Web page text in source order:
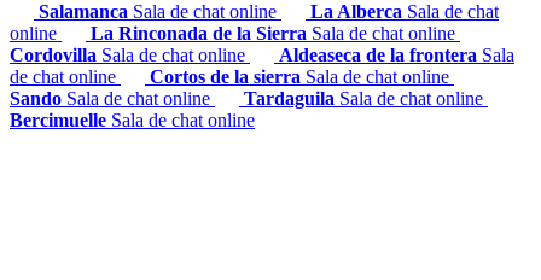
Salamanca Sala de chat online La Alberca Sala de chat
online
La Rinconada de la Sierra Sala de chat online
Cordovilla Sala de chat online Aldeaseca de la frontera Sala
de chat online
Cortos de la sierra Sala de chat online
Sando Sala de chat online Tardaguila Sala de chat online
Bercimuelle Sala de chat online